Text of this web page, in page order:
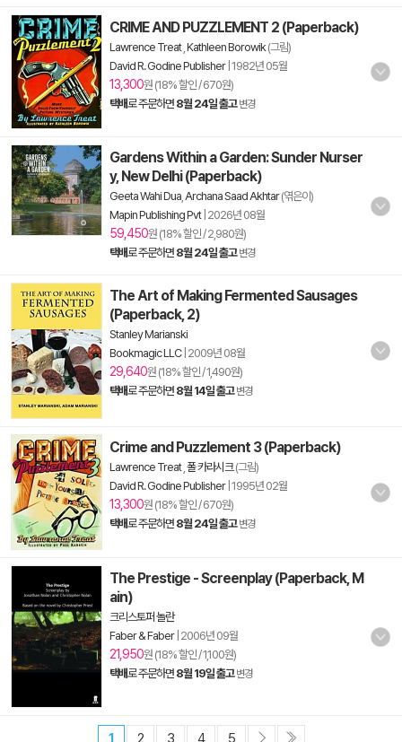
CRIME AND PUZZLEMENT 2 (Paperback)
Lawrence Treat, Kathleen Borowik(그림)
David R. Godine Publisher| 1982년 05월
13,300원 (18% 할인 / 670원)
택배로 주문하면 8월 24일 출고 변경
Gardens Within a Garden: Sunder Nurser
y, New Delhi (Paperback)
Geeta Wahi Dua Archana Saad Akhtar(엮은이)
Mapin Publishing Pvt| 2026년 08월
59,450원 (18% 할인 / 2,980원)
택배로 주문하면 8월 24일 출고 변경
The Art of Making Fermented Sausages
(Paperback, 2)
Stanley Marianski
Bookmagic LLC| 2009년 08월
29,640원 (18% 할인 / 1,490원)
택배로 주문하면 8월 14일 출고 변경
Crime and Puzzlement 3 (Paperback)
Lawrence Treat, 폴 카라시크(그림)
David R. Godine Publisher| 1995년 02월
13,300원 (18% 할인 / 670원)
택배로 주문하면 8월 24일 출고 변경
The Prestige - Screenplay (Paperback, M
ain)
크리스토퍼 놀란
Faber & Faber| 2006년 09월
21,950원 (18% 할인 / 1,100원)
택배로 주문하면 8월 19일 출고 변경
1 2 3 4 5